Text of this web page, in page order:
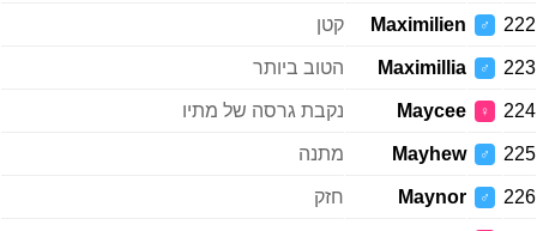
222
♂
Maximilien קטן
223
♂
Maximillia הטוב ביותר
224
♀
Maycee נקבת גרסה של מתיו
225
♂
Mayhew מתנה
226
♂
Maynor חזק